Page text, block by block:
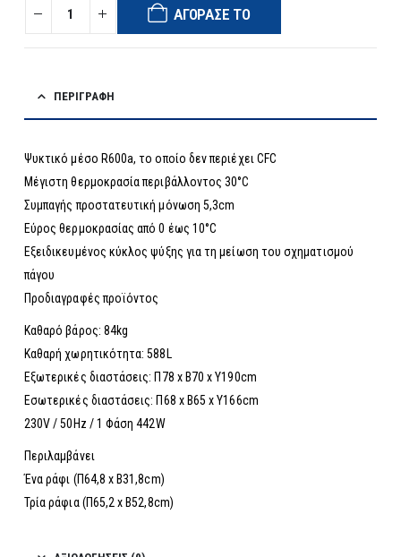
ΑΓΌΡΑΣΈ ΤΟ
ΠΕΡΙΓΡΑΦΉ
Ψυκτικό μέσο R600a, το οποίο δεν περιέχει CFC
Μέγιστη θερμοκρασία περιβάλλοντος 30°C
Συμπαγής προστατευτική μόνωση 5,3cm
Εύρος θερμοκρασίας από 0 έως 10°C
Εξειδικευμένος κύκλος ψύξης για τη μείωση του σχηματισμού
πάγου
Προδιαγραφές προϊόντος
Καθαρό βάρος: 84kg
Καθαρή χωρητικότητα: 588L
Εξωτερικές διαστάσεις: Π78 x Β70 x Υ190cm
Εσωτερικές διαστάσεις: Π68 x Β65 x Υ166cm
230V / 50Hz / 1 Φάση 442W
Περιλαμβάνει
Ένα ράφι (Π64,8 x Β31,8cm)
Τρία ράφια (Π65,2 x Β52,8cm)